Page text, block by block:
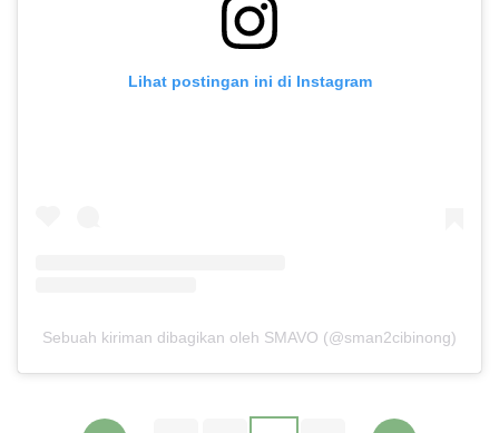
Lihat postingan ini di Instagram
Sebuah kiriman dibagikan oleh SMAVO (@sman2cibinong)